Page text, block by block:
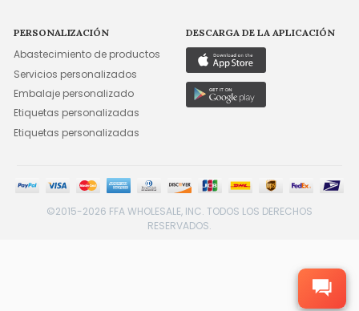
PERSONALIZACIÓN
Abastecimiento de productos
Servicios personalizados
Embalaje personalizado
Etiquetas personalizadas
Etiquetas personalizadas
DESCARGA DE LA APLICACIÓN
©2015-2026 FFA WHOLESALE, INC. TODOS LOS DERECHOS
RESERVADOS.